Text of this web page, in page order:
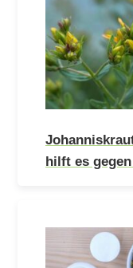
hilft es